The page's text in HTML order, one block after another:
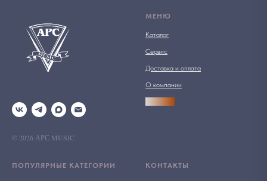
© 2026 АРС MUSIC
МЕНЮ
Каталог
Сервис
Доставка и оплата
О компании
ПОПУЛЯРНЫЕ КАТЕГОРИИ КОНТАКТЫ